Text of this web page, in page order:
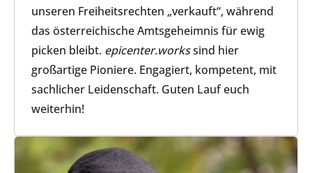
unseren Freiheitsrechten „verkauft“, während
das österreichische Amtsgeheimnis für ewig
picken bleibt. epicenter.workssind hier
großartige Pioniere. Engagiert, kompetent, mit
sachlicher Leidenschaft. Guten Lauf euch
weiterhin!